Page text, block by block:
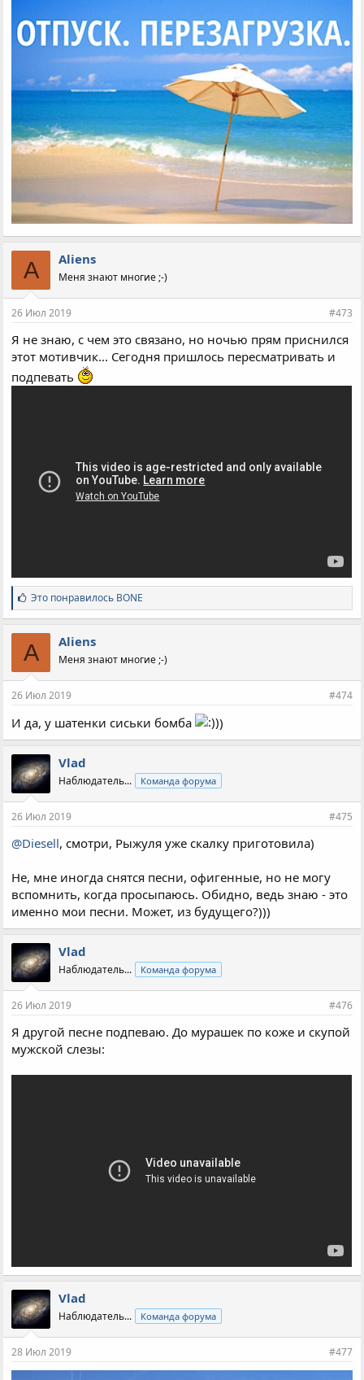
A Aliens
Меня знают многие ;-)
26 Июл 2019 #473
Я не знаю, с чем это связано, но ночью прям приснился
этот мотивчик... Сегодня пришлось пересматривать и
подпевать
С
и
м
п
а
т
и
:
Это понравилось BONE
A Aliens
Меня знают многие ;-)
26 Июл 2019 #474
И да, у шатенки сиськи бомба )
Vlad
Наблюдатель... Команда форума
26 Июл 2019 #475
@Diesell, смотри, Рыжуля уже скалку приготовила)
Не, мне иногда снятся песни, офигенные, но не могу
вспомнить, когда просыпаюсь. Обидно, ведь знаю - это
именно мои песни. Может, из будущего?)))
Vlad
Наблюдатель... Команда форума
26 Июл 2019 #476
Я другой песне подпеваю. До мурашек по коже и скупой
мужской слезы:
Vlad
Наблюдатель... Команда форума
28 Июл 2019 #477